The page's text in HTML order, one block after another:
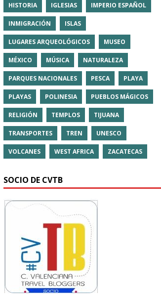
HISTORIA IGLESIAS IMPERIO ESPAÑOL
INMIGRACIÓN ISLAS
LUGARES ARQUEOLÓGICOS MUSEO
MÉXICO MÚSICA NATURALEZA
PARQUES NACIONALES PESCA PLAYA
PLAYAS POLINESIA PUEBLOS MÁGICOS
RELIGIÓN TEMPLOS TIJUANA
TRANSPORTES TREN UNESCO
VOLCANES WEST AFRICA ZACATECAS
SOCIO DE CVTB